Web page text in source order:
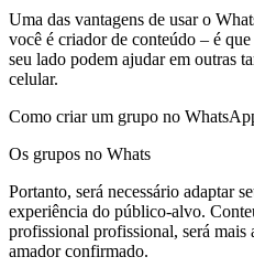
Uma das vantagens de usar o
você é criador de conteúdo – é
seu lado podem ajudar em outras
celular.
Como criar um grupo no
Os grupos no Whats
Portanto, será necessário adaptar
experiência do público-alvo.
profissional profissional, será
amador confirmado.